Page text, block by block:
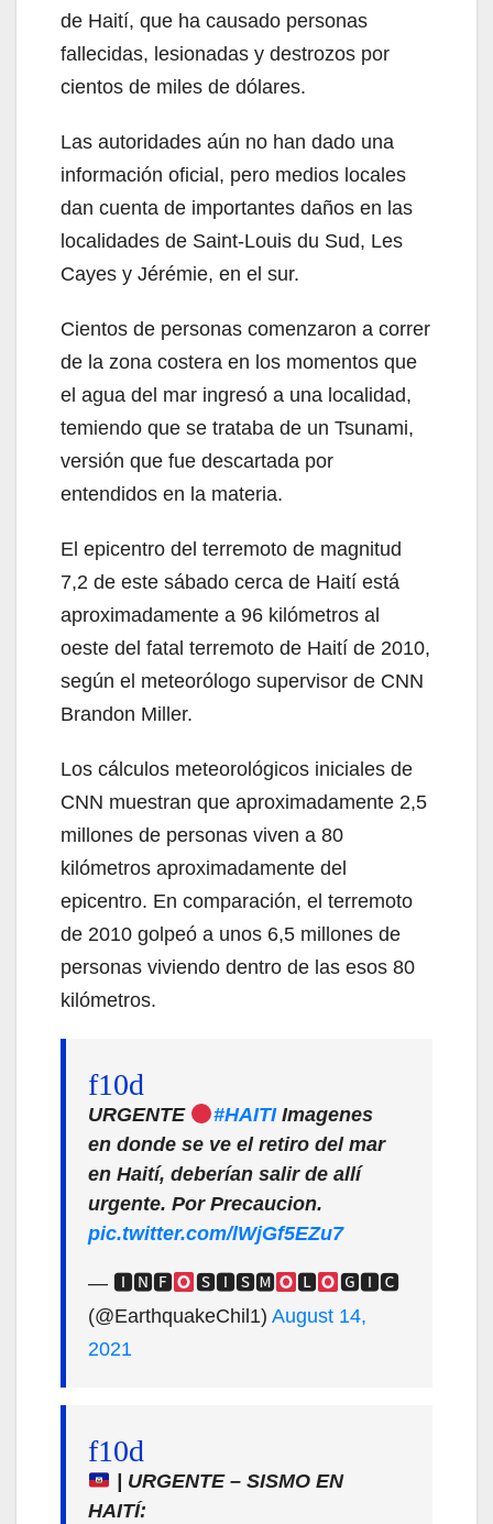
de Haití, que ha causado personas
fallecidas, lesionadas y destrozos por
cientos de miles de dólares.
Las autoridades aún no han dado una
información oficial, pero medios locales
dan cuenta de importantes daños en las
localidades de Saint-Louis du Sud, Les
Cayes y Jérémie, en el sur.
Cientos de personas comenzaron a correr
de la zona costera en los momentos que
el agua del mar ingresó a una localidad,
temiendo que se trataba de un Tsunami,
versión que fue descartada por
entendidos en la materia.
El epicentro del terremoto de magnitud
7,2 de este sábado cerca de Haití está
aproximadamente a 96 kilómetros al
oeste del fatal terremoto de Haití de 2010,
según el meteorólogo supervisor de CNN
Brandon Miller.
Los cálculos meteorológicos iniciales de
CNN muestran que aproximadamente 2,5
millones de personas viven a 80
kilómetros aproximadamente del
epicentro. En comparación, el terremoto
de 2010 golpeó a unos 6,5 millones de
personas viviendo dentro de las esos 80
kilómetros.
URGENTE #HAITIImagenes
en donde se ve el retiro del mar
en Haití, deberían salir de allí
urgente. Por Precaucion.
pic.twitter.com/lWjGf5EZu7
— 🅸🅽🅵 🆂🅸🆂🅼 🅻
🅶🅸🅲
(@EarthquakeChil1) August 14,
2021
| URGENTE – SISMO EN
HAITÍ: